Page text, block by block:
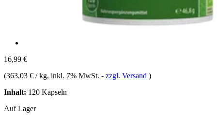
16,99 €
(363,03 € / kg, inkl. 7% MwSt. - zzgl. Versand )
Inhalt: 120 Kapseln
Auf Lager